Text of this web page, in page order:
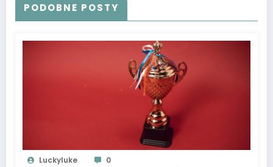
PODOBNE POSTY
Luckyluke 0